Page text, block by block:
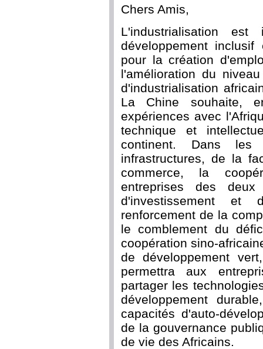
Chers Amis,
L'industrialisation
développement
pour la création
l'amélioration du
d'industrialisation
La Chine souhaite,
expériences avec
technique et
continent. Dans les
infrastructures, de la
commerce, la
entreprises des deux
d'investissement
renforcement de la
le comblement du
coopération sino-
de développement
permettra aux
partager les
développement
capacités d'auto-
de la gouvernance
de vie des Africains.